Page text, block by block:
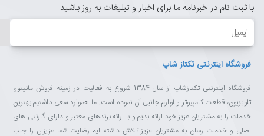
با ثبت نام در خبرنامه ما برای اخبار و تبلیغات به روز باشید
ایمیل
فروشگاه اینترنتی تکتاز شاپ
فروشگاه اینترنتی تکتازشاپ از سال 1384 شروع به فعالیت در زمینه فروش مانیتور،
تلویزیون، قطعات کامپیوتر و لوازم جانبی آن نموده است. ما همواره سعی داشتیم بهترین
خدمات را به مشتریان عزیز خود ارائه بدیم و با ارائه برندهای معتبر و دارای گارنتی های
اصلی و خدمات رسان به مشتریان عزیز تلاش داشته ایم رضایت شما عزیزان را جلب